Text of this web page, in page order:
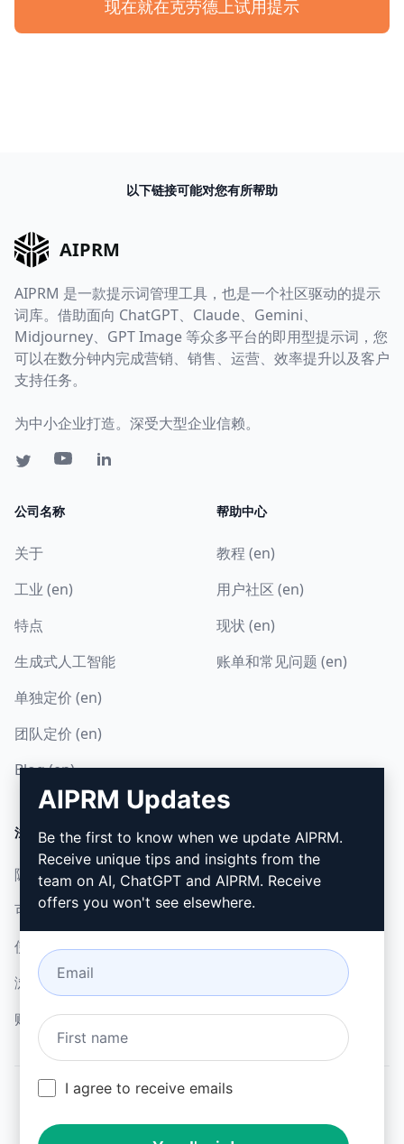
现在就在克劳德上试用提示
以下链接可能对您有所帮助
AIPRM
AIPRM 是一款提示词管理工具，也是一个社区驱动的提示
词库。借助面向 ChatGPT、Claude、Gemini、
Midjourney、GPT Image 等众多平台的即用型提示词，您
可以在数分钟内完成营销、销售、运营、效率提升以及客户
支持任务。
为中小企业打造。深受大型企业信赖。
公司名称
关于
工业 (en)
特点
生成式人工智能
单独定价 (en)
团队定价 (en)
Blog (en)
帮助中心
教程 (en)
用户社区 (en)
现状 (en)
账单和常见问题 (en)
法律
隐私政策 (en)
可接受使用政策 (en)
使用条款 (en)
浏览器扩展术语 (en)
账单条款 (en)
下载
如何安装 (en)
谷歌浏览器 (en)
微软边缘 (en)
All logos, trademarks, and registered trademarks are the
AIPRM Updates
Be the first to know when we update AIPRM.
Receive unique tips and insights from the
team on AI, ChatGPT and AIPRM. Receive
offers you won't see elsewhere.
I agree to receive emails